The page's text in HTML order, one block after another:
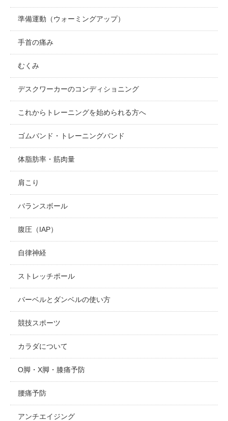
準備運動（ウォーミングアップ）
手首の痛み
むくみ
デスクワーカーのコンディショニング
これからトレーニングを始められる方へ
ゴムバンド・トレーニングバンド
体脂肪率・筋肉量
肩こり
バランスボール
腹圧（IAP）
自律神経
ストレッチポール
バーベルとダンベルの使い方
競技スポーツ
カラダについて
O脚・X脚・膝痛予防
腰痛予防
アンチエイジング